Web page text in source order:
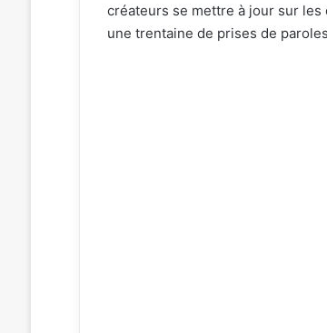
créateurs se mettre à jour sur
une trentaine de prises de